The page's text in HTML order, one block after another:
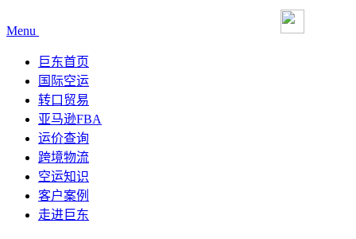
Menu
巨东首页
国际空运
转口贸易
亚马逊FBA
运价查询
跨境物流
空运知识
客户案例
走进巨东